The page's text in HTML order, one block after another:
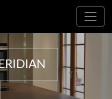
trouver : Nos partenaires